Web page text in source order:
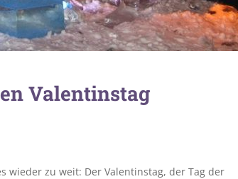
Valentinstag
wieder zu weit: Der Valentinstag, der Tag der